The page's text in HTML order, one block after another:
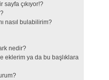
sayfa çıkıyor!?
nasıl bulabilirim?
nedir?
eklerim ya da bu başlıklara